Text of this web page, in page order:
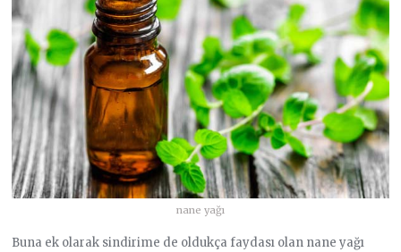
nane yağı
Buna ek olarak sindirime de oldukça faydası olan nane yağı